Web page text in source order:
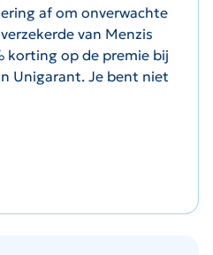
af om onverwachte
van Menzis
korting op de premie bij
Unigarant. Je bent niet